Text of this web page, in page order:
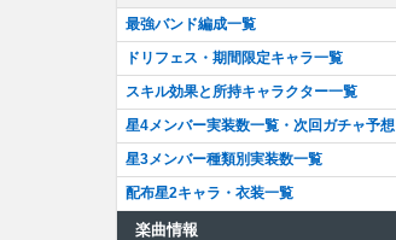
最強バンド編成一覧
ドリフェス・期間限定キャラ一覧
スキル効果と所持キャラクター一覧
星4メンバー実装数一覧・次回ガチャ予想
星3メンバー種類別実装数一覧
配布星2キャラ・衣装一覧
楽曲情報